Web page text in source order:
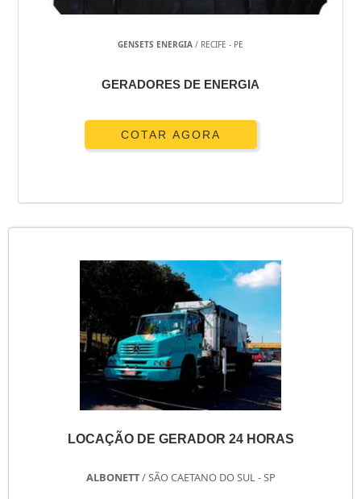
GENSETS ENERGIA / RECIFE - PE
GERADORES DE ENERGIA
COTAR AGORA
LOCAÇÃO DE GERADOR 24 HORAS
ALBONETT/ SÃO CAETANO DO SUL - SP